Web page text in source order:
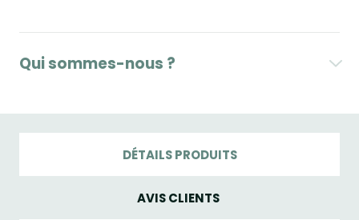
Qui sommes-nous ?
DÉTAILS PRODUITS
AVIS CLIENTS